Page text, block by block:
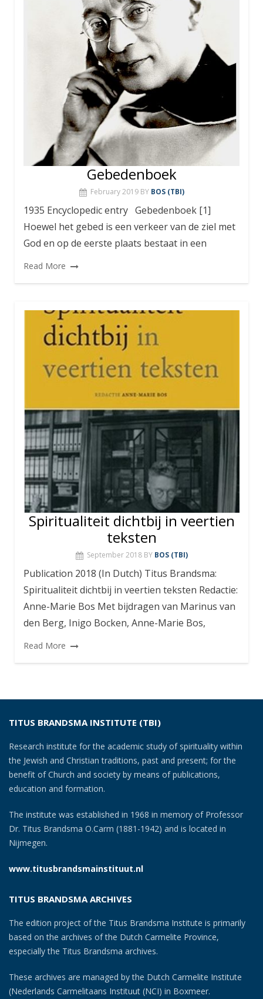
Gebedenboek
February 2019 BY BOS (TBI)
1935 Encyclopedic entry Gebedenboek [1]
Hoewel het gebed is een verkeer van de ziel met
God en op de eerste plaats bestaat in een
Read More
Spiritualiteit dichtbij in veertien
teksten
September 2018 BY BOS (TBI)
Publication 2018 (In Dutch) Titus Brandsma:
Spiritualiteit dichtbij in veertien teksten Redactie:
Anne-Marie Bos Met bijdragen van Marinus van
den Berg, Inigo Bocken, Anne-Marie Bos,
Read More
TITUS BRANDSMA INSTITUTE (TBI)
Research institute for the academic study of spirituality within
the Jewish and Christian traditions, past and present; for the
benefit of Church and society by means of publications,
education and formation.
The institute was established in 1968 in memory of Professor
Dr. Titus Brandsma O.Carm (1881-1942) and is located in
Nijmegen.
www.titusbrandsmainstituut.nl
TITUS BRANDSMA ARCHIVES
The edition project of the Titus Brandsma Institute is primarily
based on the archives of the Dutch Carmelite Province,
especially the Titus Brandsma archives.
These archives are managed by the Dutch Carmelite Institute
(Nederlands Carmelitaans Instituut (NCI) in Boxmeer.